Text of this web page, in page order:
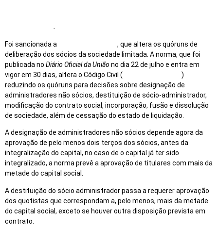
.
Foi sancionada a
, que altera os quóruns de
deliberação dos sócios da sociedade limitada. A norma, que foi
publicada no Diário Oficial da União no dia 22 de julho e entra em
vigor em 30 dias, altera o Código Civil (
)
reduzindo os quóruns para decisões sobre designação de
administradores não sócios, destituição de sócio-administrador,
modificação do contrato social, incorporação, fusão e dissolução
de sociedade, além de cessação do estado de liquidação.
A designação de administradores não sócios depende agora da
aprovação de pelo menos dois terços dos sócios, antes da
integralização do capital, no caso de o capital já ter sido
integralizado, a norma prevê a aprovação de titulares com mais da
metade do capital social.
A destituição do sócio administrador passa a requerer aprovação
dos quotistas que correspondam a, pelo menos, mais da metade
do capital social, exceto se houver outra disposição prevista em
contrato.